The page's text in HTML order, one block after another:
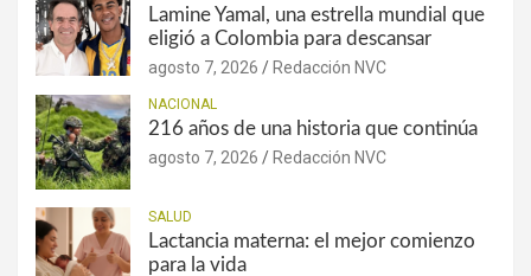
Lamine Yamal, una estrella mundial que
eligió a Colombia para descansar
agosto 7, 2026 Redacción NVC
NACIONAL
216 años de una historia que continúa
agosto 7, 2026 Redacción NVC
SALUD
Lactancia materna: el mejor comienzo
para la vida